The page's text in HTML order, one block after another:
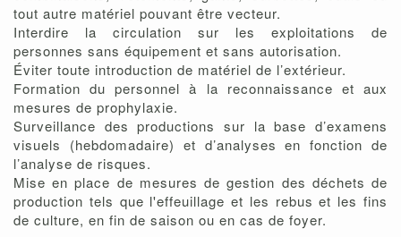
tout autre matériel pouvant être vecteur.
Interdire la circulation sur les exploitations de
personnes sans équipement et sans autorisation.
Éviter toute introduction de matériel de l’extérieur.
Formation du personnel à la reconnaissance et aux
mesures de prophylaxie.
Surveillance des productions sur la base d’examens
visuels (hebdomadaire) et d’analyses en fonction de
l’analyse de risques.
Mise en place de mesures de gestion des déchets de
production tels que l'effeuillage et les rebus et les fins
de culture, en fin de saison ou en cas de foyer.